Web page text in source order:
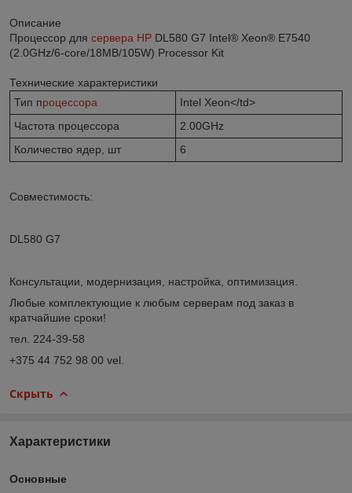
Описание
Процессор для сервера HP DL580 G7 Intel® Xeon® E7540
(2.0GHz/6-core/18MB/105W) Processor Kit
Технические характеристики
Тип процессора
Intel Xeon</td>
Частота процессора
2.00GHz
Количество ядер, шт
6
Совместимость:
DL580 G7
Консультации, модернизация, настройка, оптимизация.
Любые комплектующие к любым серверам под заказ в
кратчайшие сроки!
тел. 224-39-58
+375 44 752 98 00 vel.
Скрыть
Характеристики
Основные